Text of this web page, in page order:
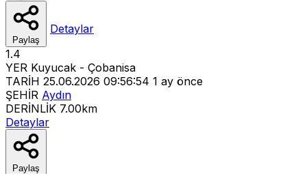
Paylaş
Detaylar
1.4
YER Kuyucak - Çobanisa
TARİH 25.06.2026 09:56:54 1 ay önce
ŞEHİR Aydın
DERİNLİK 7.00km
Detaylar
Paylaş